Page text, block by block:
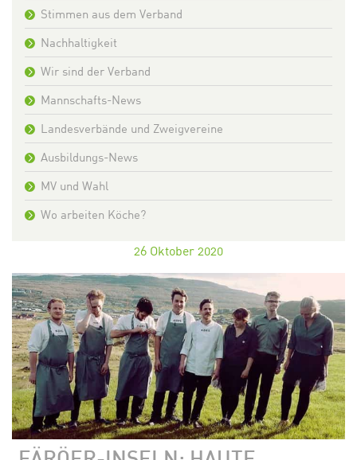
Stimmen aus dem Verband
Nachhaltigkeit
Wir sind der Verband
Mannschafts-News
Landesverbände und Zweigvereine
Ausbildungs-News
MV und Wahl
Wo arbeiten Köche?
26 Oktober 2020